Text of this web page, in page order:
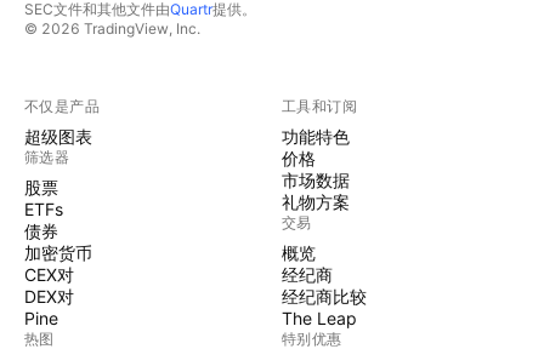
SEC文件和其他文件由Quartr提供。
© 2026 TradingView, Inc.
不仅是产品
超级图表
筛选器
股票
ETFs
债券
加密货币
CEX对
DEX对
Pine
热图
工具和订阅
功能特色
价格
市场数据
礼物方案
交易
概览
经纪商
经纪商比较
The Leap
特别优惠